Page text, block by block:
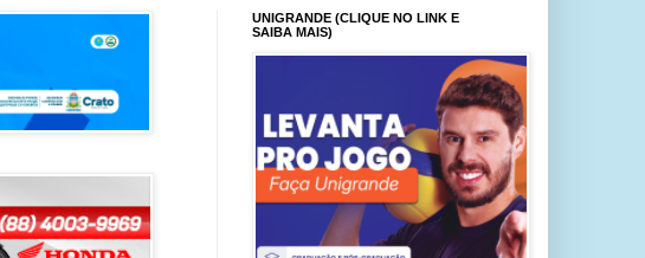
UNIGRANDE (CLIQUE NO LINK E
SAIBA MAIS)